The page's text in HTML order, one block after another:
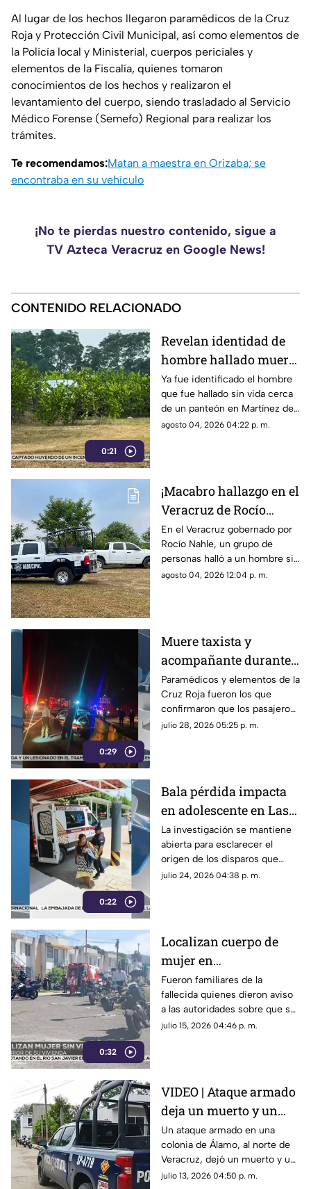
Al lugar de los hechos llegaron paramédicos de la Cruz
Roja y Protección Civil Municipal, así como elementos de
la Policía local y Ministerial, cuerpos periciales y
elementos de la Fiscalía, quienes tomaron
conocimientos de los hechos y realizaron el
levantamiento del cuerpo, siendo trasladado al Servicio
Médico Forense (Semefo) Regional para realizar los
trámites.
Te recomendamos:Matan a maestra en Orizaba; se
encontraba en su vehículo
¡No te pierdas nuestro contenido, sigue a
TV Azteca Veracruz en Google News!
CONTENIDO RELACIONADO
0:21
Revelan identidad de
hombre hallado muerto
cerca de panteón en
Veracruz
Ya fue identificado el hombre
que fue hallado sin vida cerca
de un panteón en Martínez de
la Torre, Veracruz.
agosto 04, 2026 04:22 p. m.
¡Macabro hallazgo en el
Veracruz de Rocío
Nahle! Hallan a
hombre sin vida cerca
de panteón; así estaba
el cuerpo
En el Veracruz gobernado por
Rocío Nahle, un grupo de
personas halló a un hombre sin
vida cerca de un panteón en
agosto 04, 2026 12:04 p. m.
0:29
Muere taxista y
acompañante durante
aparatoso accidente
sobre libramiento en
Coatepec
Paramédicos y elementos de la
Cruz Roja fueron los que
confirmaron que los pasajeros
del taxi ya no contaban con
julio 28, 2026 05:25 p. m.
0:22
Bala pérdida impacta
en adolescente en Las
Choapas ¿cuál es su
estado de salud?
La investigación se mantiene
abierta para esclarecer el
origen de los disparos que
terminaron lesionando a una
julio 24, 2026 04:38 p. m.
0:32
Localizan cuerpo de
mujer en
fraccionamiento
Lienzos Dos ¿quién es?
Fueron familiares de la
fallecida quienes dieron aviso
a las autoridades sobre que su
cuerpo se encontraba sin vida
julio 15, 2026 04:46 p. m.
VIDEO | Ataque armado
deja un muerto y un
lesionado, al norte de
Veracruz
Un ataque armado en una
colonia de Álamo, al norte de
Veracruz, dejó un muerto y un
lesionado; una muestra de que
julio 13, 2026 04:50 p. m.